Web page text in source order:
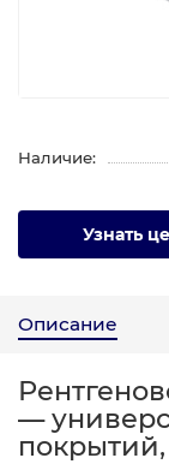
Наличие:
Узнать
Описание
—